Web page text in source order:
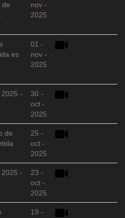
de
nov -
2025
es
01 -
nov -
2025
-
30 -
oct -
2025
de
25 -
oct -
2025
-
23 -
oct -
2025
19 -